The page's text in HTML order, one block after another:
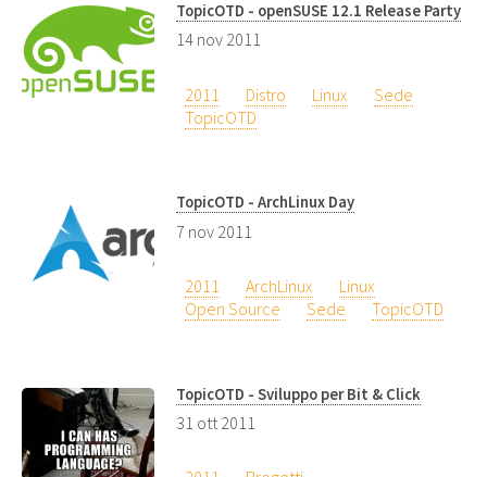
TopicOTD - openSUSE 12.1 Release Party
14 nov 2011
2011 Distro Linux
Sede
TopicOTD
TopicOTD - ArchLinux Day
7 nov 2011
2011 ArchLinux
Linux
Open Source
Sede TopicOTD
TopicOTD - Sviluppo per Bit & Click
31 ott 2011